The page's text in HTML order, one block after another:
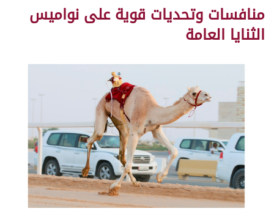
منافسات وتحديات قوية على نواميس
الثنايا العامة